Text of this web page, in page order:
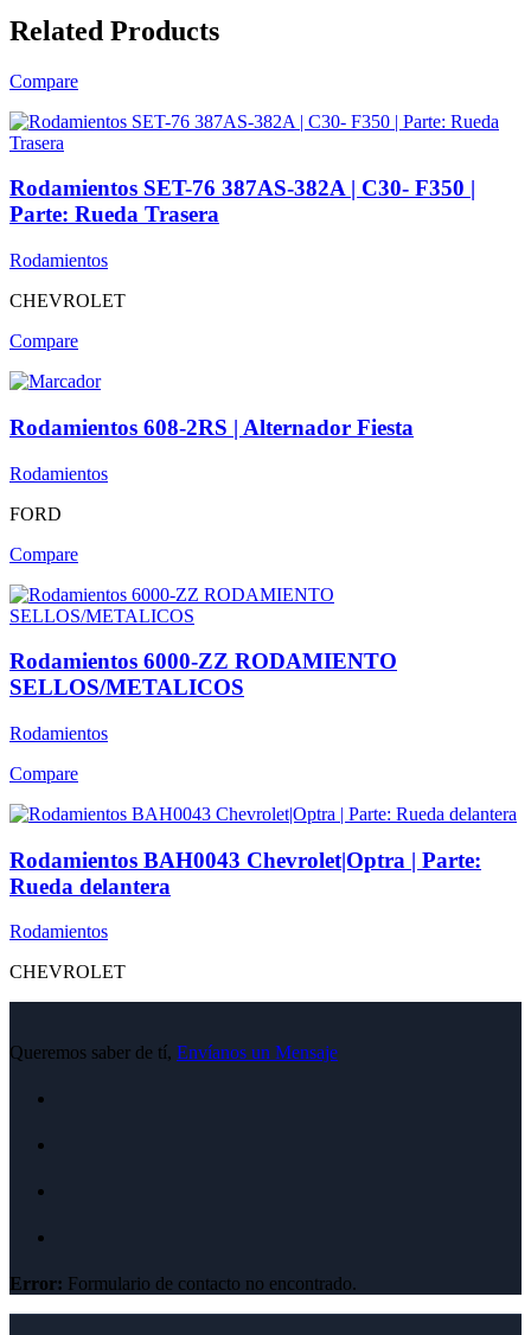
Related Products
Compare
Rodamientos SET-76 387AS-382A | C30- F350 |
Parte: Rueda Trasera
Rodamientos
CHEVROLET
Compare
Rodamientos 608-2RS | Alternador Fiesta
Rodamientos
FORD
Compare
Rodamientos 6000-ZZ RODAMIENTO
SELLOS/METALICOS
Rodamientos
Compare
Rodamientos BAH0043 Chevrolet|Optra | Parte:
Rueda delantera
Rodamientos
CHEVROLET
Queremos saber de tí, Envíanos un Mensaje
Error: Formulario de contacto no encontrado.